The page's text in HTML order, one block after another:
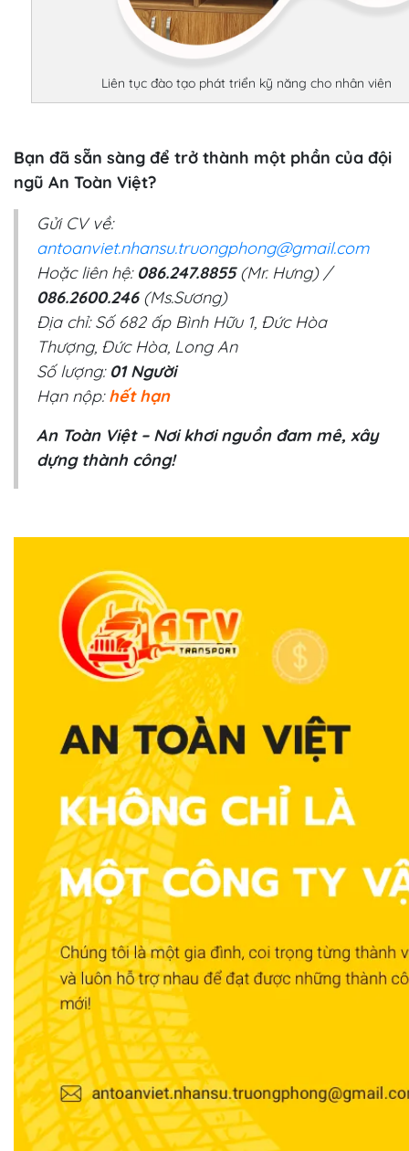
Liên tục đào tạo phát triển kỹ năng cho nhân viên
Bạn đã sẵn sàng để trở thành một phần của đội
ngũ An Toàn Việt?
Gửi CV về:
antoanviet.nhansu.truongphong@gmail.com
Hoặc liên hệ: 086.247.8855(Mr. Hưng) /
086.2600.246(Ms.Sương)
Địa chỉ: Số 682 ấp Bình Hữu 1, Đức Hòa
Thượng, Đức Hòa, Long An
Số lượng: 01 Người
Hạn nộp:hết hạn
An Toàn Việt – Nơi khơi nguồn đam mê, xây
dựng thành công!